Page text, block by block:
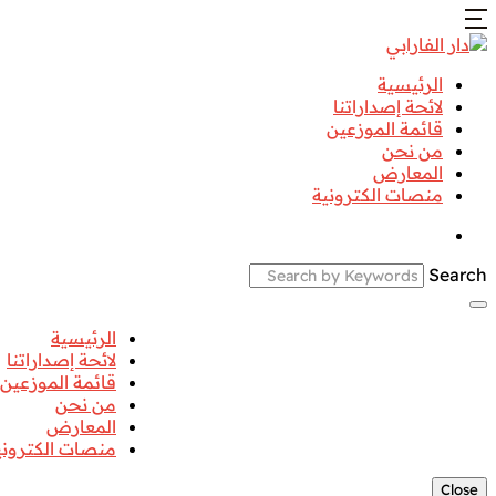
الرئيسية
لائحة إصداراتنا
قائمة الموزعين
من نحن
المعارض
منصات الكترونية
Search
الرئيسية
لائحة إصداراتنا
قائمة الموزعين
من نحن
المعارض
منصات
Close